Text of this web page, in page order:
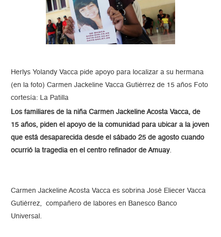
Herlys Yolandy Vacca pide apoyo para localizar a su hermana
(en la foto) Carmen Jackeline Vacca Gutiérrez de 15 años Foto
cortesía: La Patilla
Los familiares de la niña Carmen Jackeline Acosta Vacca, de
15 años, piden el apoyo de la comunidad para ubicar a la joven
que está desaparecida desde el sábado 25 de agosto cuando
ocurrió la tragedia en el centro refinador de Amuay.
Carmen Jackeline Acosta Vacca es sobrina José Eliecer Vacca
Gutiérrez, compañero de labores en Banesco Banco
Universal.